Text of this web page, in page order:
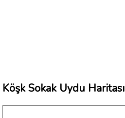
Köşk Sokak Uydu Haritası